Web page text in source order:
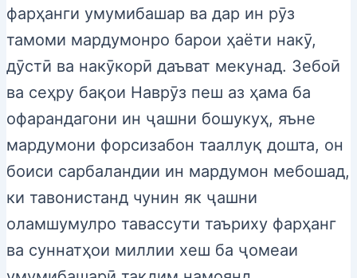
фарҳанги умумибашар ва дар ин рӯз
тамоми мардумонро барои ҳаёти накӯ,
дӯстӣ ва накӯкорӣ даъват мекунад. Зебоӣ
ва сеҳру бақои Наврӯз пеш аз ҳама ба
офарандагони ин ҷашни бошукуҳ, яъне
мардумони форсизабон тааллуқ дошта, он
боиси сарбаландии ин мардумон мебошад,
ки тавонистанд чунин як ҷашни
оламшумулро тавассути таъриху фарҳанг
ва суннатҳои миллии хеш ба ҷомеаи